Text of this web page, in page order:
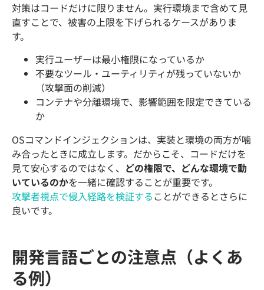
対策はコードだけに限りません。実行環境まで含めて見
直すことで、被害の上限を下げられるケースがありま
す。
実行ユーザーは最小権限になっているか
不要なツール・ユーティリティが残っていないか
（攻撃面の削減）
コンテナや分離環境で、影響範囲を限定できている
か
OSコマンドインジェクションは、実装と環境の両方が噛
み合ったときに成立します。だからこそ、コードだけを
見て安心するのではなく、 どの権限で、どんな環境で動
いているのかを一緒に確認することが重要です。
攻撃者視点で侵入経路を検証することができるとさらに
良いです。
開発言語ごとの注意点（よくあ
る例）